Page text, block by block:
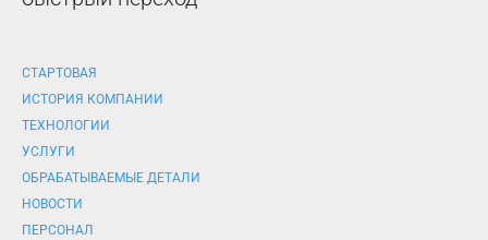
СТАРТОВАЯ
ИСТОРИЯ КОМПАНИИ
ТЕХНОЛОГИИ
УСЛУГИ
ОБРАБАТЫВАЕМЫЕ ДЕТАЛИ
НОВОСТИ
ПЕРСОНАЛ